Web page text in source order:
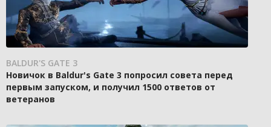
BALDUR'S GATE 3
Новичок в Baldur's Gate 3 попросил совета перед
первым запуском, и получил 1500 ответов от
ветеранов